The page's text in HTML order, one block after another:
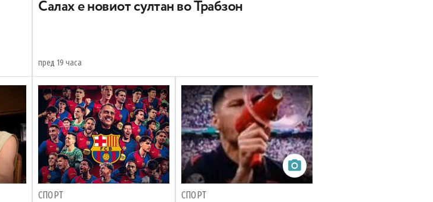
Салах е новиот султан во Трабзон
пред 19 часа
СПОРТ СПОРТ